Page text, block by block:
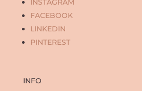
INSTAGRAM
FACEBOOK
LINKEDIN
PINTEREST
INFO